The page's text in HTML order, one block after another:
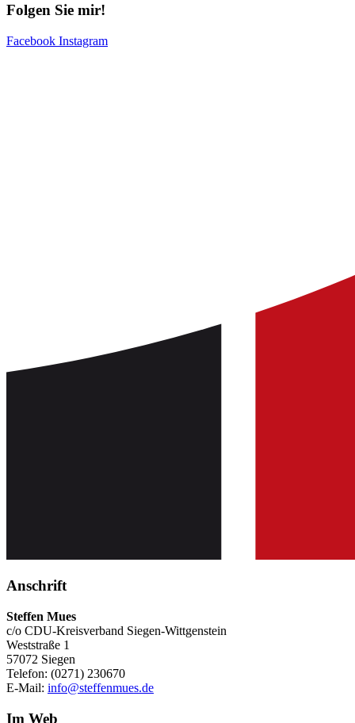
Folgen Sie mir!
Facebook Instagram
Anschrift
Steffen Mues
c/o CDU-Kreisverband Siegen-Wittgenstein
Weststraße 1
57072 Siegen
Telefon: (0271) 230670
E-Mail: info@steffenmues.de
Im Web